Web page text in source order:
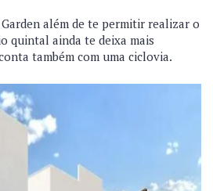
além de te permitir realizar o
quintal ainda te deixa mais
também com uma ciclovia.